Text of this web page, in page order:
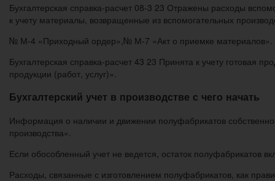
Бухгалтерская справка-расчет 08-3 23 Отражены расходы
к учету материалы, возвращенные из вспомогательных
№ М-4 «Приходный ордер»,№ М-7 «Акт о приемке материалов».
Бухгалтерская справка-расчет 43 23 Принята к учету готовая
продукции (работ, услуг)».
Бухгалтерский учет в производстве с чего начать
Информация о наличии и движении полуфабрикатов
производства».
Если обособленный учет не ведется, остаток полуфабрикатов
Расходы, связанные с изготовлением полуфабрикатов, как